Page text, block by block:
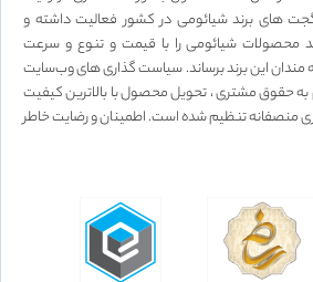
های برند شیائومی در کشور فعالیت داشته و
محصولات شیائومی را با قیمت و تنوع و سرعت
مندان این برند برساند. سیاست گذاری های وب‌سایت
احترام به حقوق مشتری ، تحویل محصول با بالاترین کیفیت
منصفانه تنظیم شده است. اطمینان و رضایت خاطر